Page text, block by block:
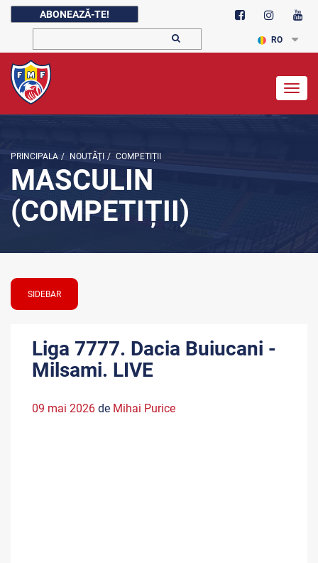
ABONEAZĂ-TE!
RO
PRINCIPALA / NOUTĂŢI / COMPETIȚII
MASCULIN
(COMPETIȚII)
SIDEBAR
Liga 7777. Dacia Buiucani -
Milsami. LIVE
09 mai 2026 de Mihai Purice